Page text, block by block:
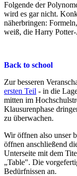
Folgende der
wird es gar nicht.
näherbringen:
weiß, die Harry
Back to school
Zur besseren
ersten Teil - in die
mitten im
Klausurenphase
zu überwachen.
Wir öffnen also unser
öffnen anschließend
Unterseite mit dem
„Table". Die
Bedürfnissen an.